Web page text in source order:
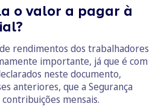
o valor a pagar à
rendimentos dos trabalhadores
importante, já que é com
neste documento,
anteriores, que a Segurança
mensais.